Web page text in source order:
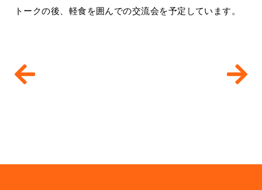
トークの後、軽食を囲んでの交流会を予定しています。